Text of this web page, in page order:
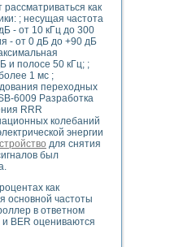
на
как
; несущая частота
- от 10 кГц до 300
- от 0 дБ до +90 дБ
и полосе 50 кГц; ;
1 мс ;
переходных
6009 Разработка
RRR
колебаний
энергии
для снятия
был
как
основной частоты
в ответном
BER оцениваются